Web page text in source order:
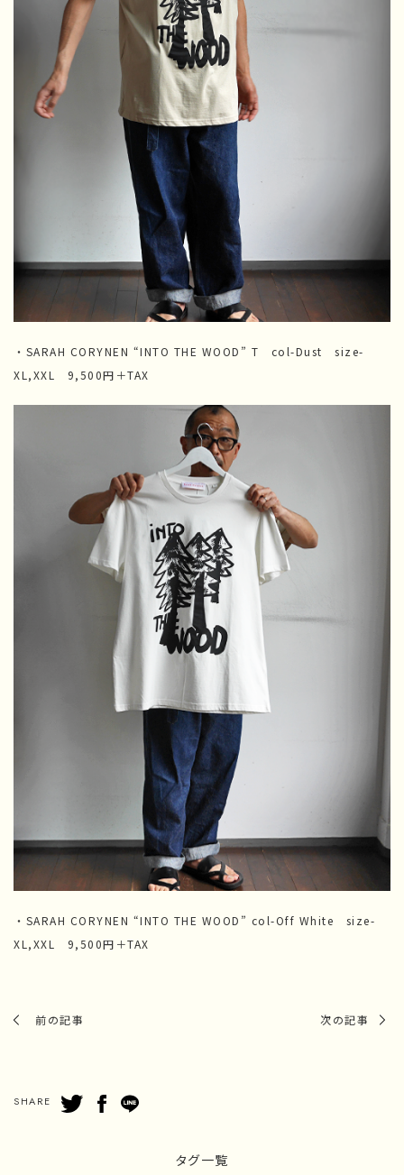
・SARAH CORYNEN “INTO THE WOOD” T col-Dust size-
XL,XXL 9,500円＋TAX
・SARAH CORYNEN “INTO THE WOOD” col-Off White size-
XL,XXL 9,500円＋TAX
前の記事 次の記事
SHARE
タグ一覧